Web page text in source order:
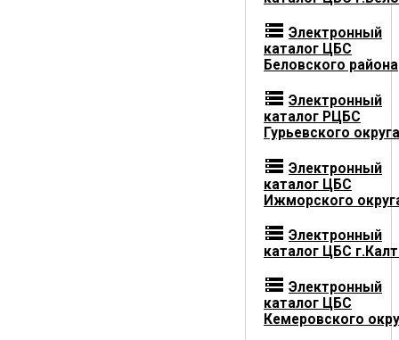
storage Электронный
каталог ЦБС
Беловского района
storage Электронный
каталог РЦБС
Гурьевского округа
storage Электронный
каталог ЦБС
Ижморского
storage Электронный
каталог ЦБС
storage Электронный
каталог ЦБС
Кемеровского